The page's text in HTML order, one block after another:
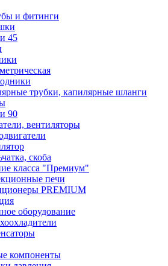
и фитинги
45
трубки, капилярные шланги
90
вентиляторы
скоба
класса "Премиум"
печи
PREMIUM
оборудование
компоненты